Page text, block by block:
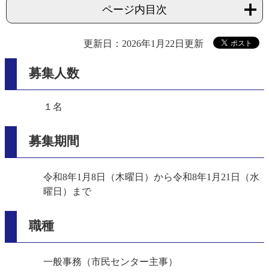
ページ内目次
更新日：2026年1月22日更新
募集人数
１名
募集期間
令和8年1月8日（木曜日）から令和8年1月21日（水
曜日）まで
職種
一般事務（市民センター主事）